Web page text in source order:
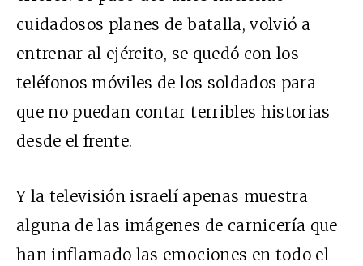
cuidadosos planes de batalla, volvió a
entrenar al ejército, se quedó con los
teléfonos móviles de los soldados para
que no puedan contar terribles historias
desde el frente.
Y la televisión israelí apenas muestra
alguna de las imágenes de carnicería que
han inflamado las emociones en todo el